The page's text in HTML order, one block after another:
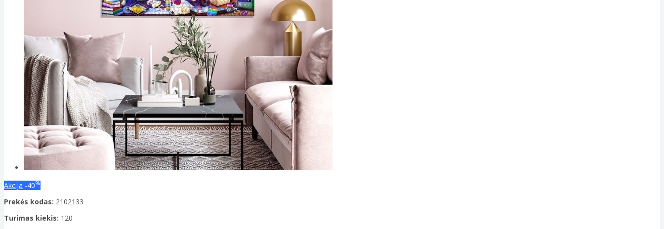
Akcija -40%
Prekės kodas: 2102133
Turimas kiekis: 120